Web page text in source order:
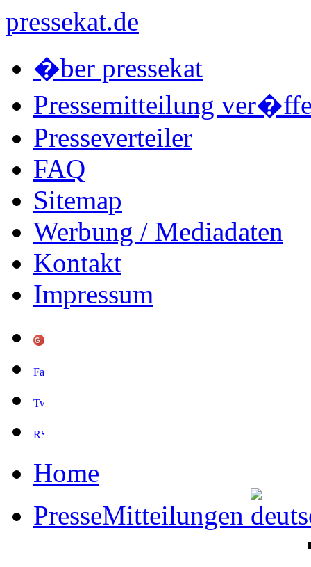
pressekat.de
�ber pressekat
Pressemitteilung
Presseverteiler
FAQ
Sitemap
Werbung / Mediadaten
Kontakt
Impressum
Home
PresseMitteilungen